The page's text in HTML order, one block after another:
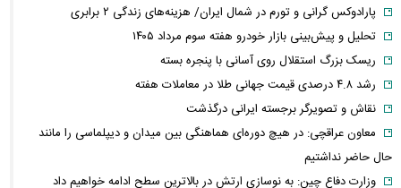
پارادوکس گرانی و تورم در شمال ایران/ هزینه‌های زندگی ۲ برابری
تحلیل و پیش‌بینی بازار خودرو هفته سوم مرداد ۱۴۰۵
ریسک بزرگ استقلال روی آسانی با پنجره بسته
رشد ۴.۸ درصدی قیمت جهانی طلا در معاملات هفته
نقاش و تصویرگر برجسته ایرانی درگذشت
معاون عراقچی: در هیچ دوره‌ای هماهنگی بین میدان و دیپلماسی را مانند
حال حاضر نداشتیم
وزارت دفاع چین: به نوسازی ارتش در بالاترین سطح ادامه خواهیم داد